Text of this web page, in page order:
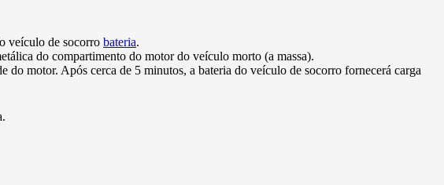
veículo de socorro bateria.
do compartimento do motor do veículo morto (a massa).
motor. Após cerca de 5 minutos, a bateria do veículo de socorro fornecerá carga